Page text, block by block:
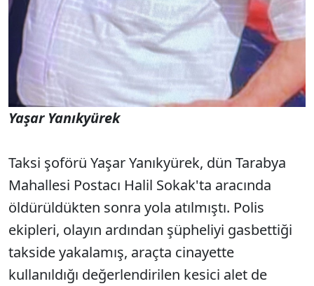
Yaşar Yanıkyürek
Taksi şoförü Yaşar Yanıkyürek, dün Tarabya
Mahallesi Postacı Halil Sokak'ta aracında
öldürüldükten sonra yola atılmıştı. Polis
ekipleri, olayın ardından şüpheliyi gasbettiği
takside yakalamış, araçta cinayette
kullanıldığı değerlendirilen kesici alet de